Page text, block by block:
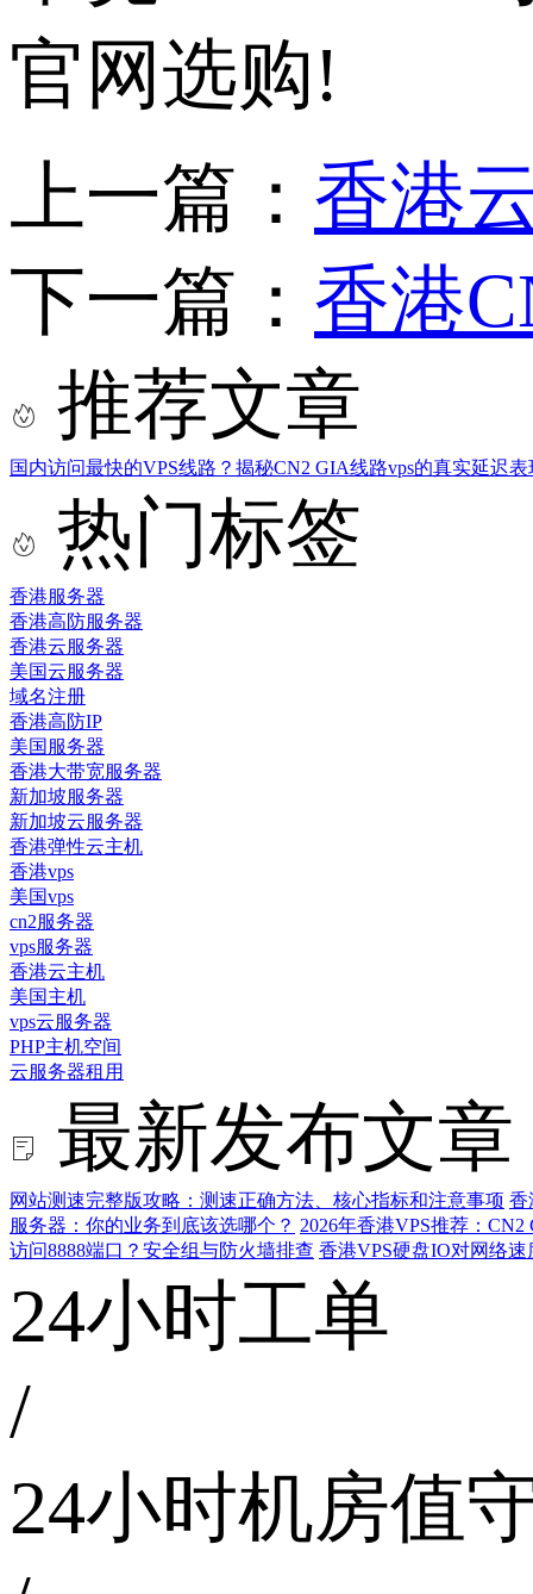
官网选购!
上一篇： 香港
下一篇： 香港
推荐文章
国内访问最快的VPS线路？揭秘CN2 GIA线路vps的真实延迟表
热门标签
香港服务器
香港高防服务器
香港云服务器
美国云服务器
域名注册
香港高防IP
美国服务器
香港大带宽服务器
新加坡服务器
新加坡云服务器
香港弹性云主机
香港vps
美国vps
cn2服务器
vps服务器
香港云主机
美国主机
vps云服务器
PHP主机空间
云服务器租用
最新发布文章
网站测速完整版攻略：测速正确方法、核心指标和注意事项 香
服务器：你的业务到底该选哪个？ 2026年香港VPS推荐：
访问8888端口？安全组与防火墙排查 香港VPS硬盘IO对网络
24小时工单
/
24小时机房值